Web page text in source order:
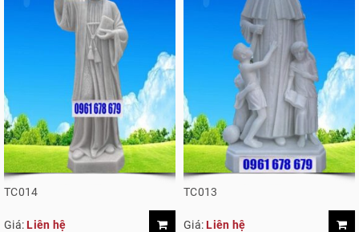
TC014
Giá:Liên hệ
TC013
Giá:Liên hệ